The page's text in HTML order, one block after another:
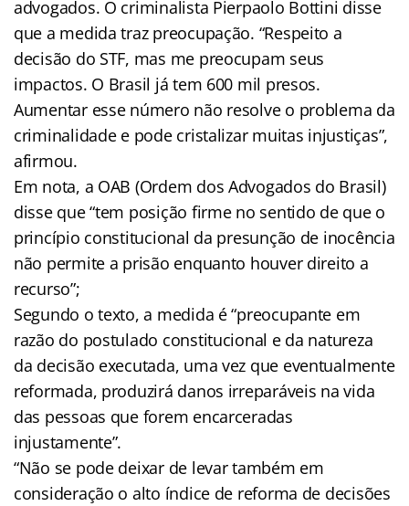
advogados. O criminalista Pierpaolo Bottini disse
que a medida traz preocupação. “Respeito a
decisão do STF, mas me preocupam seus
impactos. O Brasil já tem 600 mil presos.
Aumentar esse número não resolve o problema da
criminalidade e pode cristalizar muitas injustiças”,
afirmou.
Em nota, a OAB (Ordem dos Advogados do Brasil)
disse que “tem posição firme no sentido de que o
princípio constitucional da presunção de inocência
não permite a prisão enquanto houver direito a
recurso”;
Segundo o texto, a medida é “preocupante em
razão do postulado constitucional e da natureza
da decisão executada, uma vez que eventualmente
reformada, produzirá danos irreparáveis na vida
das pessoas que forem encarceradas
injustamente”.
“Não se pode deixar de levar também em
consideração o alto índice de reforma de decisões